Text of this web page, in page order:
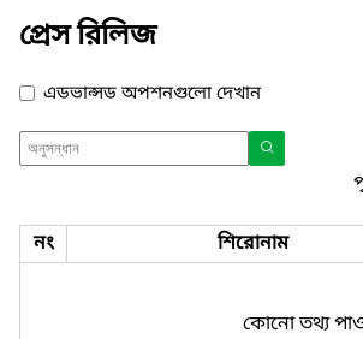
প্রেস রিলিজ
এডভান্সড অপশনগুলো দেখান
নং শিরোনাম
কোনো তথ্য